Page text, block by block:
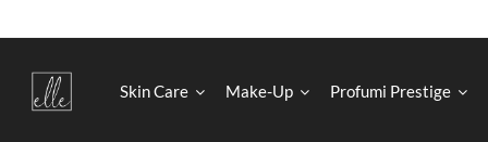
Skin Care Make-Up Profumi Prestige